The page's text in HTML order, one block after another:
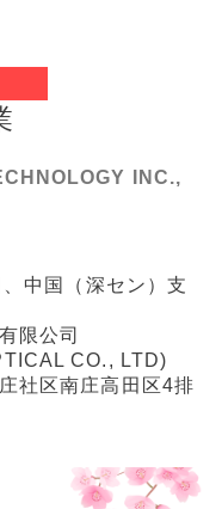
INC.,
中国（深セン）支
限公司
CO., LTD)
社区南庄高田区4排